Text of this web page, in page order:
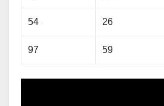
54 26
97 59